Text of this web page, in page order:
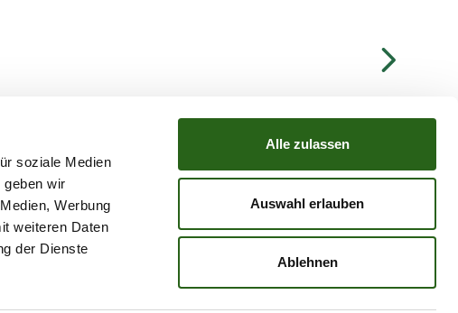
soziale Medien
geben wir
Werbung
weiteren Daten
der Dienste
Alle zulassen
Auswahl erlauben
Ablehnen
ATGB